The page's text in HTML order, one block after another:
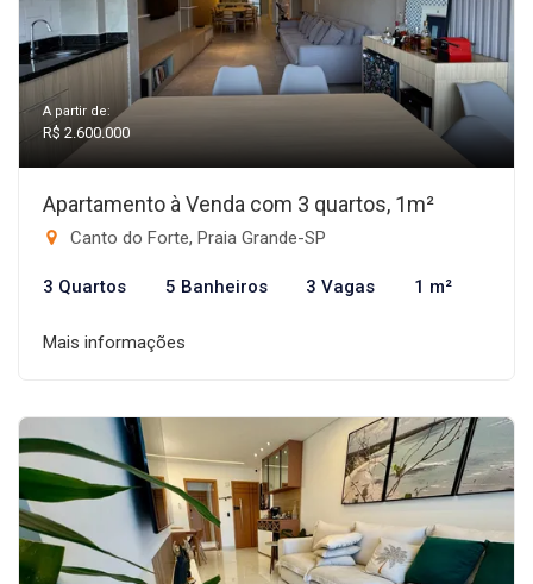
A partir de:
R$ 2.600.000
Apartamento à Venda com 3 quartos, 1m²
Canto do Forte, Praia Grande-SP
3 Quartos 5 Banheiros 3 Vagas 1 m²
Mais informações